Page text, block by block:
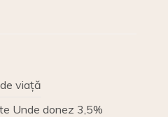
viață
Unde donez 3,5%